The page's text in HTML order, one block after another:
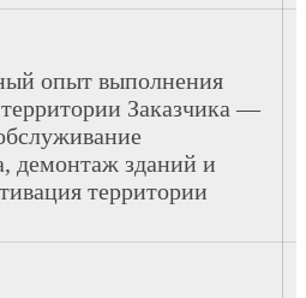
опыт выполнения
Заказчика —
демонтаж зданий и
территории